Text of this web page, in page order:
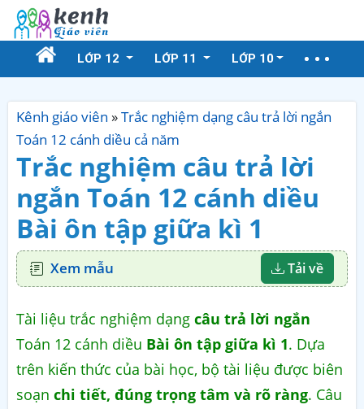
LỚP 12 LỚP 11 LỚP 10
Kênh giáo viên »Trắc nghiệm dạng câu trả lời ngắn
Toán 12 cánh diều cả năm
Trắc nghiệm câu trả lời
ngắn Toán 12 cánh diều
Bài ôn tập giữa kì 1
Xem mẫu Tải về
Tài liệu trắc nghiệm dạng câu trả lời ngắn
Toán 12 cánh diều Bài ôn tập giữa kì 1. Dựa
trên kiến thức của bài học, bộ tài liệu được biên
soạn chi tiết, đúng trọng tâm và rõ ràng. Câu